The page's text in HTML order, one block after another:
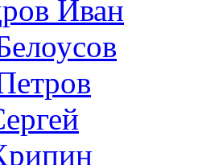
Иван